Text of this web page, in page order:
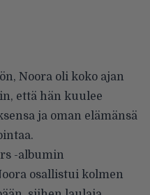
Noora oli koko ajan
että hän kuulee
ja oman elämänsä
-albumin
osallistui kolmen